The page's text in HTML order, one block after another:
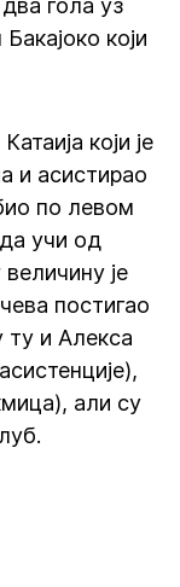
гола уз
који
који је
и асистирао
по левом
учи од
је
постигао
ту и Алекса
али су